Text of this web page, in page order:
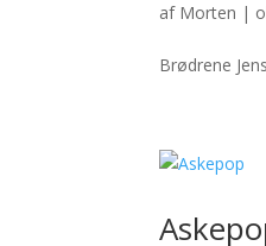
af Morten |
Brødrene